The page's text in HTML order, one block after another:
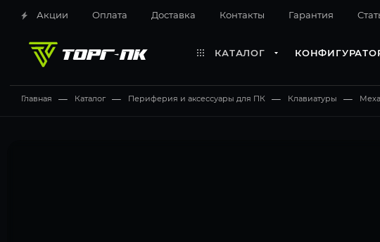
Акции Оплата Доставка Контакты Гарантия
КАТАЛОГ
Главная — Каталог — Периферия и аксессуары для ПК — Клавиатуры —